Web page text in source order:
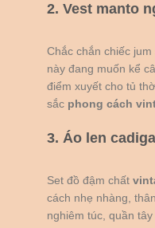
2. Vest manto
Chắc chắn chiếc
này đang muốn kể
điểm xuyết cho tủ
sắc phong cách
3. Áo len
Set đồ đậm chất
cách nhẹ nhàng,
nghiêm túc, quần tây